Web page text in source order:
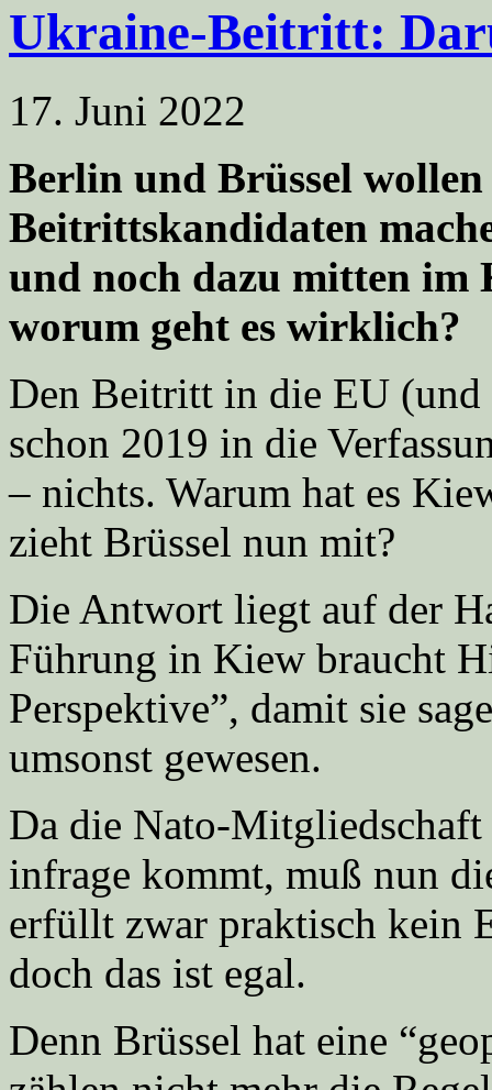
Ukraine-Beitritt:
17. Juni 2022
Berlin und Brüssel
Beitrittskandidaten
und noch dazu mitten im
worum geht es wirklich?
Den Beitritt in die EU
schon 2019 in die
– nichts. Warum hat es
zieht Brüssel nun mit?
Die Antwort liegt auf der
Führung in Kiew braucht
Perspektive”, damit sie
umsonst gewesen.
Da die Nato-
infrage kommt, muß nun
erfüllt zwar praktisch kein
doch das ist egal.
Denn Brüssel hat eine